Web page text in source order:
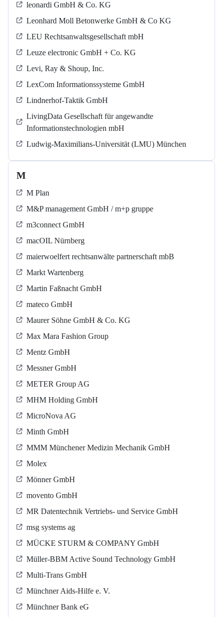
leonardi GmbH & Co. KG
Leonhard Moll Betonwerke GmbH & Co KG
LEU Rechtsanwaltsgesellschaft mbH
Leuze electronic GmbH + Co. KG
Levi, Ray & Shoup, Inc.
LexCom Informationssysteme GmbH
Lindnerhof-Taktik GmbH
LivingData Gesellschaft für angewandte
Informationstechnologien mbH
Ludwig-Maximilians-Universität (LMU) München
M
M Plan
M&P management GmbH / m+p gruppe
m3connect GmbH
macOIL Nürnberg
maierwoelfert rechtsanwälte partnerschaft mbB
Markt Wartenberg
Martin Faßnacht GmbH
mateco GmbH
Maurer Söhne GmbH & Co. KG
Max Mara Fashion Group
Mentz GmbH
Messner GmbH
METER Group AG
MHM Holding GmbH
MicroNova AG
Minth GmbH
MMM Münchener Medizin Mechanik GmbH
Molex
Mönner GmbH
movento GmbH
MR Datentechnik Vertriebs- und Service GmbH
msg systems ag
MÜCKE STURM & COMPANY GmbH
Müller-BBM Active Sound Technology GmbH
Multi-Trans GmbH
Münchner Aids-Hilfe e. V.
Münchner Bank eG